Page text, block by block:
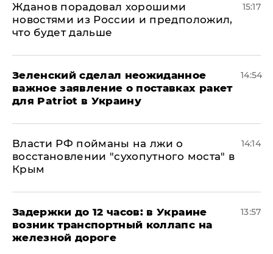
Жданов порадовал хорошими
новостями из России и предположил,
что будет дальше
15:17
Зеленский сделал неожиданное
важное заявление о поставках ракет
для Patriot в Украину
14:54
Власти РФ пойманы на лжи о
восстановлении "сухопутного моста" в
Крым
14:14
Задержки до 12 часов: в Украине
возник транспортный коллапс на
железной дороге
13:57